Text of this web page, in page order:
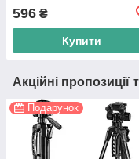
596 ₴
Купити
Акційні пропозиції
Подарунок